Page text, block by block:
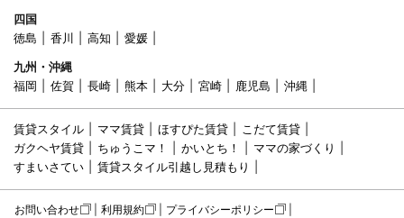
四国
徳島
香川 高知
愛媛
九州・沖縄
福岡
佐賀 長崎 熊本 大分 宮崎 鹿児島 沖縄
賃貸スタイル ママ賃貸 ほすぴた賃貸
こだて賃貸
ガクヘヤ賃貸
ちゅうこマ！ かいとち！
ママの家づくり
すまいさてい
賃貸スタイル引越し見積もり
お問い合わせ 利用規約
プライバシーポリシー